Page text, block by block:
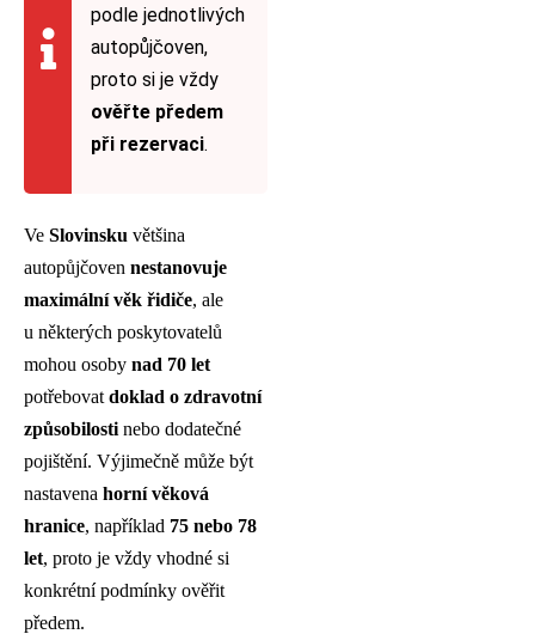
podle jednotlivých
autopůjčoven,
proto si je vždy
ověřte předem
při rezervaci.
Ve Slovinsku většina
autopůjčoven nestanovuje
maximální věk řidiče, ale
u některých poskytovatelů
mohou osoby nad 70 let
potřebovat doklad o zdravotní
způsobilosti nebo dodatečné
pojištění. Výjimečně může být
nastavena horní věková
hranice, například 75 nebo 78
let, proto je vždy vhodné si
konkrétní podmínky ověřit
předem.